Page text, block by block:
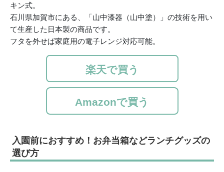
キン式。
石川県加賀市にある、「山中漆器（山中塗）」の技術を用い
て生産した日本製の商品です。
フタを外せば家庭用の電子レンジ対応可能。
楽天で買う
Amazonで買う
入園前におすすめ！お弁当箱などランチグッズの
選び方